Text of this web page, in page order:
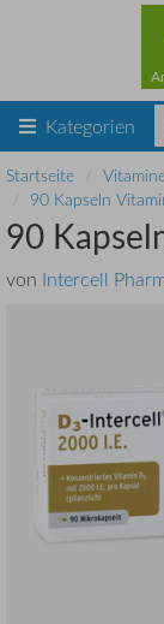
Kategorien
Startseite
90 Kapseln
90
von Intercell